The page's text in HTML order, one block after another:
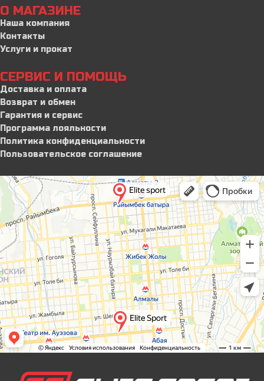
О МАГАЗИНЕ
Наша компания
Контакты
Услуги и прокат
СЕРВИС И ПОМОЩЬ
Доставка и оплата
Возврат и обмен
Гарантия и сервис
Программа лояльности
Политика конфиденциальности
Пользовательское соглашение